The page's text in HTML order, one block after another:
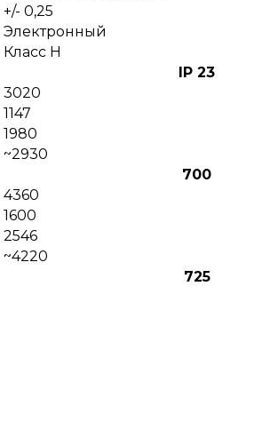
+/- 0,25
Электронный
Класс Н
IP 23
3020
1147
1980
~2930
700
4360
1600
2546
~4220
725